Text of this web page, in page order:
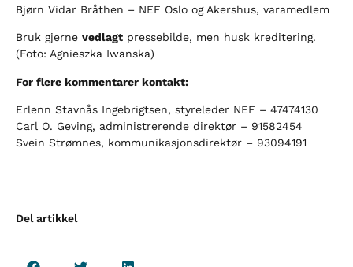
Bjørn Vidar Bråthen – NEF Oslo og Akershus, varamedlem
Bruk gjerne vedlagt pressebilde, men husk kreditering.
(Foto: Agnieszka Iwanska)
For flere kommentarer kontakt:
Erlenn Stavnås Ingebrigtsen, styreleder NEF – 47474130
Carl O. Geving, administrerende direktør – 91582454
Svein Strømnes, kommunikasjonsdirektør – 93094191
Del artikkel